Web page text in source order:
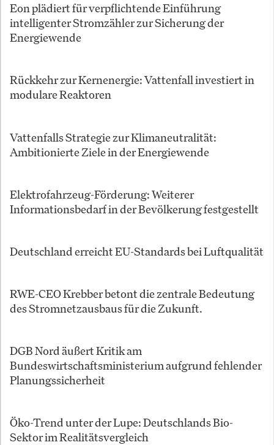
Eon plädiert für verpflichtende Einführung
intelligenter Stromzähler zur Sicherung der
Energiewende
Rückkehr zur Kernenergie: Vattenfall investiert in
modulare Reaktoren
Vattenfalls Strategie zur Klimaneutralität:
Ambitionierte Ziele in der Energiewende
Elektrofahrzeug-Förderung: Weiterer
Informationsbedarf in der Bevölkerung festgestellt
Deutschland erreicht EU-Standards bei Luftqualität
RWE-CEO Krebber betont die zentrale Bedeutung
des Stromnetzausbaus für die Zukunft.
DGB Nord äußert Kritik am
Bundeswirtschaftsministerium aufgrund fehlender
Planungssicherheit
Öko-Trend unter der Lupe: Deutschlands Bio-
Sektor im Realitätsvergleich